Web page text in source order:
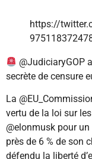
https://
@JudiciaryGOP
secrète de censure
La
vertu de la loi sur
@elonmusk pour
près de 6 % de son
défendu la liberté